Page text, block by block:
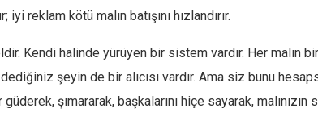
iyi reklam kötü malın batışını hızlandırır.
Kendi halinde yürüyen bir sistem vardır. Her malın bir
şeyin de bir alıcısı vardır. Ama siz bunu
şımararak, başkalarını hiçe sayarak, malınızın